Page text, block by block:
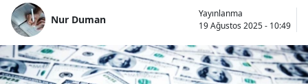
Nur Duman
Yayınlanma
19 Ağustos 2025 - 10:49